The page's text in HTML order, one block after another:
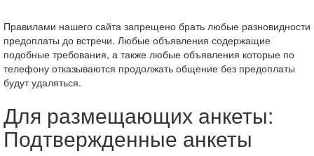
Правилами нашего сайта запрещено брать любые разновидности
предоплаты до встречи. Любые объявления содержащие
подобные требования, а также любые объявления которые по
телефону отказываются продолжать общение без предоплаты
будут удаляться.
Для размещающих анкеты:
Подтвержденные анкеты